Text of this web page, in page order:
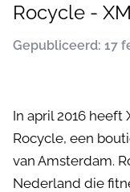
Rocycle -
Gepubliceerd: 17
In april 2016
Rocycle, een
van Amsterdam.
Nederland die